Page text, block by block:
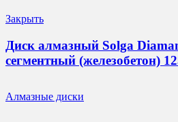
Закрыть
Диск алмазный Solga
сегментный (железобетон)
Алмазные диски